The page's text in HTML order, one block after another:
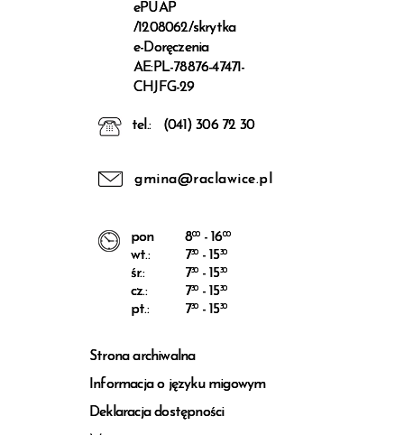
ePUAP
/1208062/skrytka
e-Doręczenia
AE:PL-78876-47471-
CHJFG-29
tel.: (041) 306 72 30
gmina@raclawice.pl
pon 800- 1600
wt.: 730- 1530
śr.: 730- 1530
cz.: 730- 1530
pt.: 730- 1530
Strona archiwalna
Informacja o języku migowym
Deklaracja dostępności